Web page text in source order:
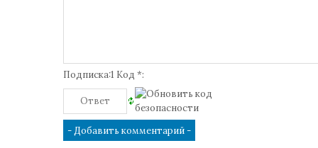
Подписка:1 Код *: